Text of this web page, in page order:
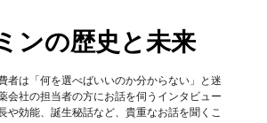
ンの歴史と未来
者は「何を選べばいいのか分からない」と迷
会社の担当者の方にお話を伺うインタビュー
効能、誕生秘話など、貴重なお話を聞くこ